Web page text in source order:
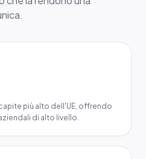
capite più alto dell'UE, offrendo
di alto livello.